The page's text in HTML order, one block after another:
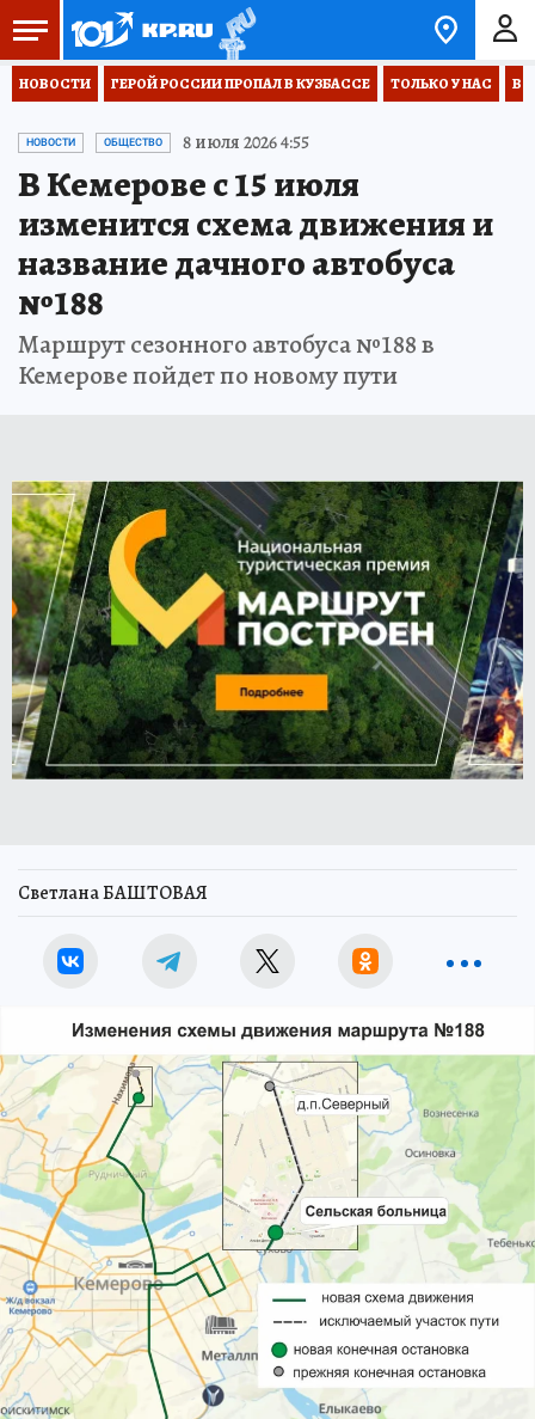
НОВОСТИ ГЕРОЙ РОССИИ ПРОПАЛ В КУЗБАССЕ ТОЛЬКО У НАС
НОВОСТИ ОБЩЕСТВО 8 июля 2026 4:55
В Кемерове с 15 июля
изменится схема движения и
название дачного автобуса
№188
Маршрут сезонного автобуса №188 в
Кемерове пойдет по новому пути
Светлана БАШТОВАЯ